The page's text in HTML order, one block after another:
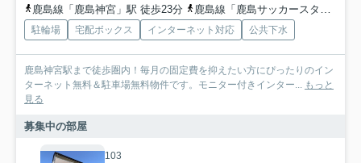
鹿島線「鹿島神宮」駅 徒歩23分
鹿島線「鹿島サッカースタジア」駅 徒歩50分
駐輪場 宅配ボックス インターネット対応 公共下水
鹿島神宮駅まで徒歩圏内！毎月の固定費を抑えたい方にぴったりのイン
ターネット無料＆駐車場無料物件です。モニター付きインター... もっと
見る
募集中の部屋
103